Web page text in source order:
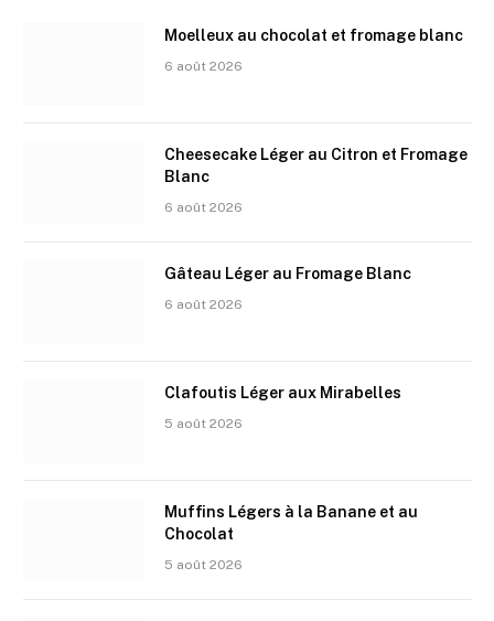
Moelleux au chocolat et fromage blanc
6 août 2026
Cheesecake Léger au Citron et Fromage
Blanc
6 août 2026
Gâteau Léger au Fromage Blanc
6 août 2026
Clafoutis Léger aux Mirabelles
5 août 2026
Muffins Légers à la Banane et au
Chocolat
5 août 2026